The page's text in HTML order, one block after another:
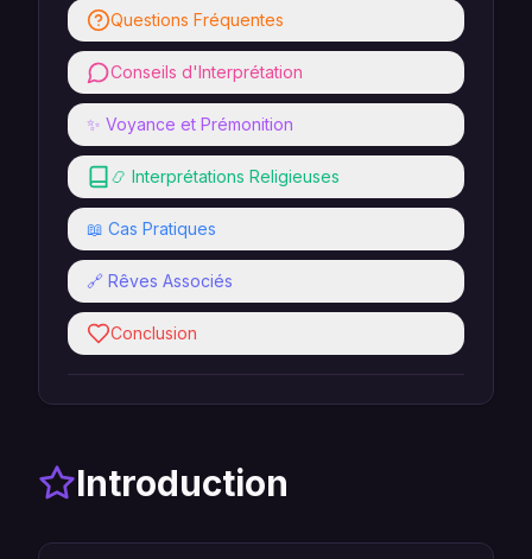
Questions Fréquentes
Conseils d'Interprétation
✨ Voyance et Prémonition
📿 Interprétations Religieuses
📖 Cas Pratiques
🔗 Rêves Associés
Conclusion
Introduction